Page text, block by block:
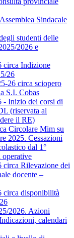
Sindacale
studenti delle
2026 e
circa Indizione
26
26 circa sciopero
S.I. Cobas
- Inizio dei corsi di
(riservata al
il RE)
Circolare Mim su
2025. Cessazioni
dal 1°
operative
circa Rilevazione dei
docente –
circa disponibilità
2026. Azioni
calendari